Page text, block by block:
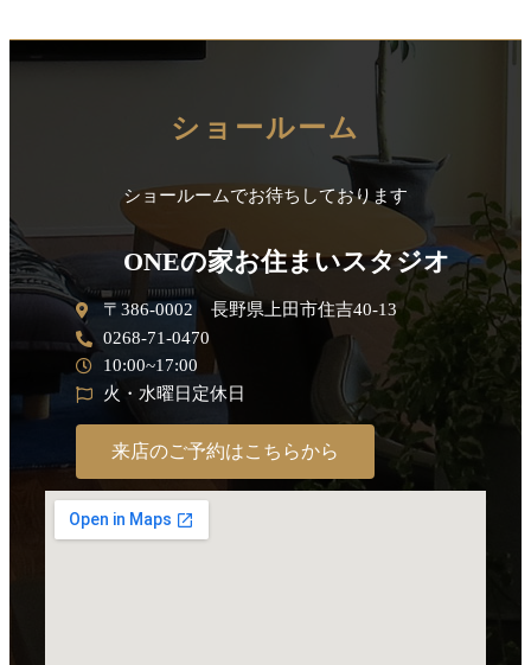
ショールーム
ショールームでお待ちしております
ONEの家お住まいスタジオ
〒386-0002 長野県上田市住吉40-13
0268-71-0470
10:00~17:00
火・水曜日定休日
来店のご予約はこちらから